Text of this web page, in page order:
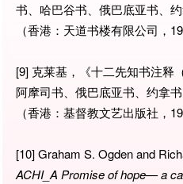
书、哈巴谷书、俄巴底亚书、
（香港：天道书楼有限公司，
[9] 克莱基，《十二先知书注释
阿摩司书、俄巴底亚书、约拿
（香港：基督教文艺出版社，
[10] Graham S. Ogden and
ACHI_A Promise of hope— a